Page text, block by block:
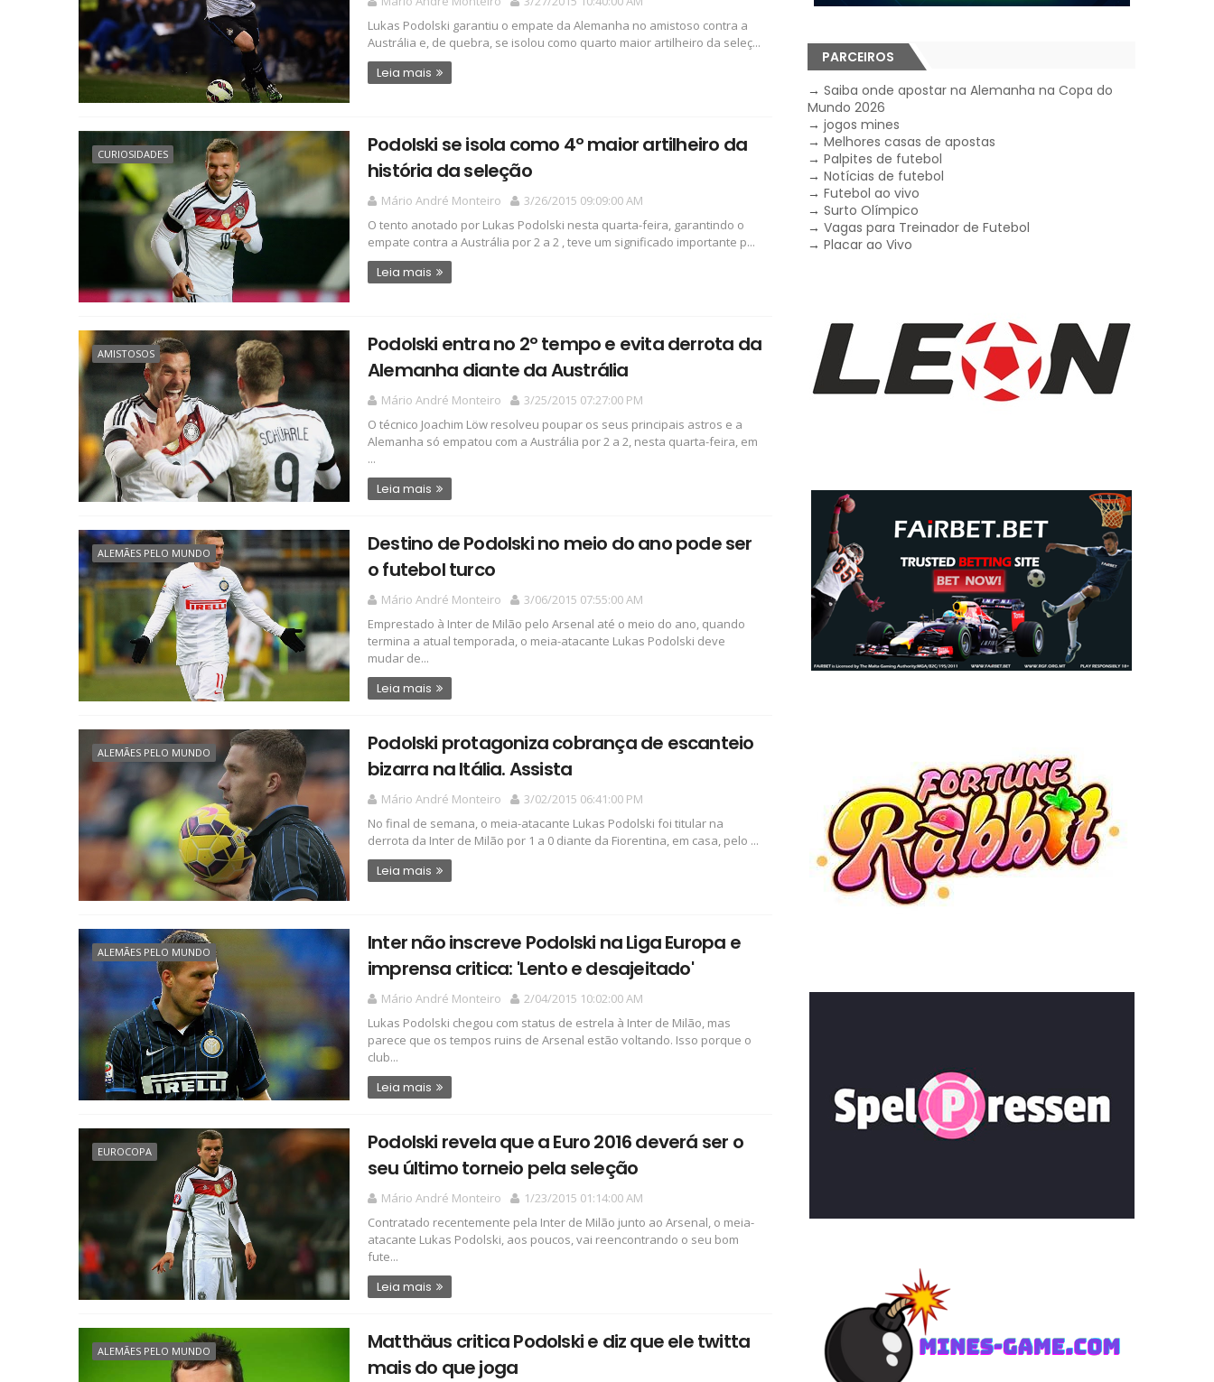
Lukas Podolski garantiu o empate da Alemanha no amistoso contra a
Austrália e, de quebra, se isolou como quarto maior artilheiro da seleç...
Leia mais
CURIOSIDADES
Podolski se isola como 4º maior artilheiro da
história da seleção
Mário André Monteiro
3/26/2015 09:09:00 AM
O tento anotado por Lukas Podolski nesta quarta-feira, garantindo o
empate contra a Austrália por 2 a 2 , teve um significado importante p...
Leia mais
AMISTOSOS
Podolski entra no 2º tempo e evita derrota da
Alemanha diante da Austrália
Mário André Monteiro
3/25/2015 07:27:00 PM
O técnico Joachim Löw resolveu poupar os seus principais astros e a
Alemanha só empatou com a Austrália por 2 a 2, nesta quarta-feira, em
...
Leia mais
ALEMÃES PELO MUNDO
Destino de Podolski no meio do ano pode ser
o futebol turco
Mário André Monteiro
3/06/2015 07:55:00 AM
Emprestado à Inter de Milão pelo Arsenal até o meio do ano, quando
termina a atual temporada, o meia-atacante Lukas Podolski deve
mudar de...
Leia mais
ALEMÃES PELO MUNDO
Podolski protagoniza cobrança de escanteio
bizarra na Itália. Assista
Mário André Monteiro
3/02/2015 06:41:00 PM
No final de semana, o meia-atacante Lukas Podolski foi titular na
derrota da Inter de Milão por 1 a 0 diante da Fiorentina, em casa, pelo ...
Leia mais
ALEMÃES PELO MUNDO
Inter não inscreve Podolski na Liga Europa e
imprensa critica: 'Lento e desajeitado'
Mário André Monteiro
2/04/2015 10:02:00 AM
Lukas Podolski chegou com status de estrela à Inter de Milão, mas
parece que os tempos ruins de Arsenal estão voltando. Isso porque o
club...
Leia mais
EUROCOPA
Podolski revela que a Euro 2016 deverá ser o
seu último torneio pela seleção
Mário André Monteiro
1/23/2015 01:14:00 AM
Contratado recentemente pela Inter de Milão junto ao Arsenal, o meia-
atacante Lukas Podolski, aos poucos, vai reencontrando o seu bom
fute...
Leia mais
ALEMÃES PELO MUNDO
Matthäus critica Podolski e diz que ele twitta
mais do que joga
PARCEIROS
→Saiba onde apostar na Alemanha na Copa do
Mundo 2026
→jogos mines
→Melhores casas de apostas
→Palpites de futebol
→Notícias de futebol
→Futebol ao vivo
→Surto Olímpico
→Vagas para Treinador de Futebol
→Placar ao Vivo